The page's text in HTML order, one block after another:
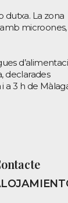
dutxa. La zona
microones,
declarades
a 3 h de